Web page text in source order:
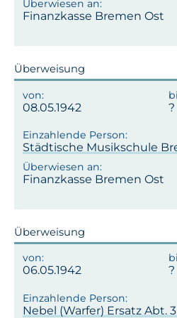
Finanzkasse Bremen Ost
Überweisung
08.05.1942
Städtische Musikschule
Finanzkasse Bremen Ost
Überweisung
06.05.1942
Nebel (Warfer) Ersatz Abt.